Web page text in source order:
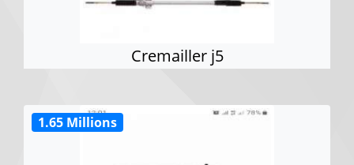
Cremailler j5
1.65 Millions